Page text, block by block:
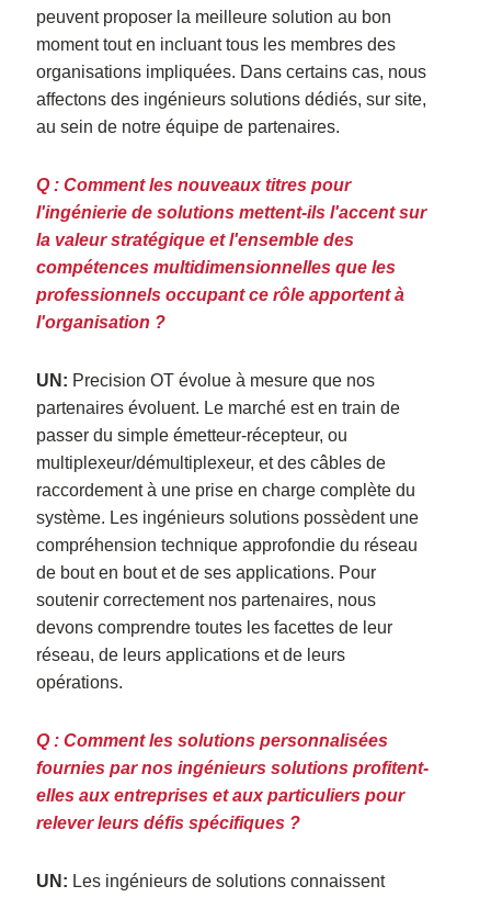
peuvent proposer la meilleure solution au bon
moment tout en incluant tous les membres des
organisations impliquées. Dans certains cas, nous
affectons des ingénieurs solutions dédiés, sur site,
au sein de notre équipe de partenaires.
Q : Comment les nouveaux titres pour
l'ingénierie de solutions mettent-ils l'accent sur
la valeur stratégique et l'ensemble des
compétences multidimensionnelles que les
professionnels occupant ce rôle apportent à
l'organisation ?
UN: Precision OT évolue à mesure que nos
partenaires évoluent. Le marché est en train de
passer du simple émetteur-récepteur, ou
multiplexeur/démultiplexeur, et des câbles de
raccordement à une prise en charge complète du
système. Les ingénieurs solutions possèdent une
compréhension technique approfondie du réseau
de bout en bout et de ses applications. Pour
soutenir correctement nos partenaires, nous
devons comprendre toutes les facettes de leur
réseau, de leurs applications et de leurs
opérations.
Q : Comment les solutions personnalisées
fournies par nos ingénieurs solutions profitent-
elles aux entreprises et aux particuliers pour
relever leurs défis spécifiques ?
UN: Les ingénieurs de solutions connaissent